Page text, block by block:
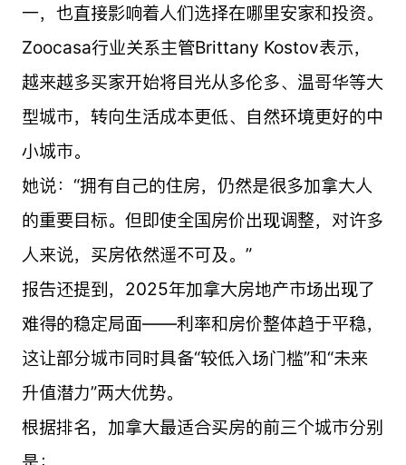
一，也直接影响着人们选择在哪里安家和投资。
Zoocasa行业关系主管Brittany Kostov表示，
越来越多买家开始将目光从多伦多、温哥华等大
型城市，转向生活成本更低、自然环境更好的中
小城市。
她说：“拥有自己的住房，仍然是很多加拿大人
的重要目标。但即使全国房价出现调整，对许多
人来说，买房依然遥不可及。”
报告还提到，2025年加拿大房地产市场出现了
难得的稳定局面——利率和房价整体趋于平稳，
这让部分城市同时具备“较低入场门槛”和“未来
升值潜力”两大优势。
根据排名，加拿大最适合买房的前三个城市分别